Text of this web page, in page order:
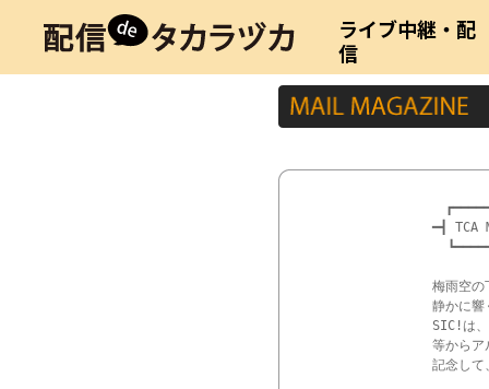
ライブ中継・配
信
━┫ TCA
梅雨空の
静かに響
SIC!は
等からア
記念して